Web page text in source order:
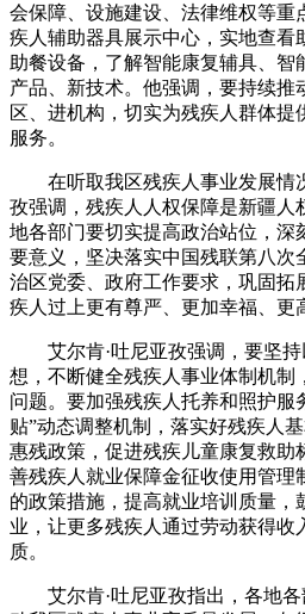
会保障、设施建设、法律维权等重
疾人辅助器具展示中心，实地查看
助餐设备，了解智能康复辅具、
产品、新技术。他强调，要持续推
区、进机构，切实为残疾人群体提
服务。
在听取我区残疾人事业发展情
孜强调，残疾人人权保障是新疆人
地各部门要切实提高政治站位，深
要意义，坚决落实中国残联第八次
治区党委、政府工作要求，巩固拓
疾人过上更有尊严、更加幸福、更
艾尔肯·吐尼亚孜强调，要坚持
想，不断健全残疾人事业体制机制
问题。要加强残疾人托养和照护服
贴”动态调整机制，落实好残疾人
惠残政策，促进残疾儿童康复救助
善残疾人就业保障金征收使用管理
的政策措施，提高就业培训质量，
业，让更多残疾人通过劳动获得收
质。
艾尔肯·吐尼亚孜指出，各地各